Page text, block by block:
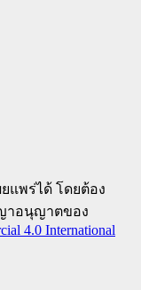
แพร่ได้ โดยต้อง
าอนุญาตของ
4.0 International